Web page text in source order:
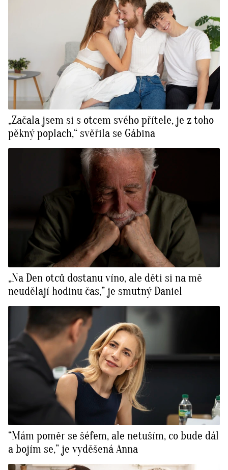
„Začala jsem si s otcem svého přítele, je z toho
pěkný poplach,“ svěřila se Gábina
„Na Den otců dostanu víno, ale děti si na mě
neudělají hodinu čas,” je smutný Daniel
“Mám poměr se šéfem, ale netuším, co bude dál
a bojím se,” je vyděšená Anna